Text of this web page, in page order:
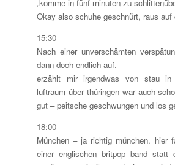
„komme in fünf minuten zu
Okay also schuhe geschnürt, raus auf
15:30
Nach einer unverschämten
dann doch endlich auf.
erzählt mir irgendwas von stau in
luftraum über thüringen war auch
gut – peitsche geschwungen und los
18:00
München – ja richtig münchen. hier
einer englischen britpop band